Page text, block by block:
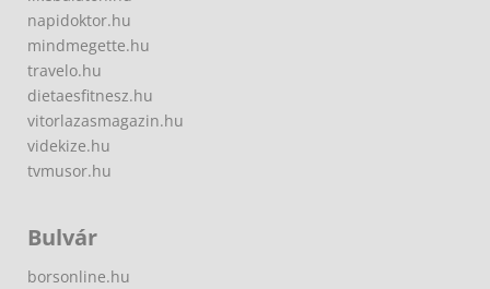
napidoktor.hu
mindmegette.hu
travelo.hu
dietaesfitnesz.hu
vitorlazasmagazin.hu
videkize.hu
tvmusor.hu
Bulvár
borsonline.hu